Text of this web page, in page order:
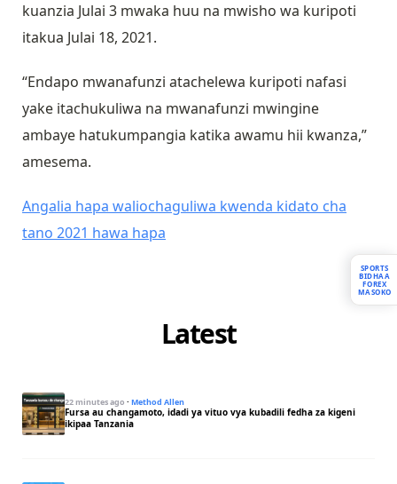
kuanzia Julai 3 mwaka huu na mwisho wa kuripoti
itakua Julai 18, 2021.
“Endapo mwanafunzi atachelewa kuripoti nafasi
yake itachukuliwa na mwanafunzi mwingine
ambaye hatukumpangia katika awamu hii kwanza,”
amesema.
Angalia hapa waliochaguliwa kwenda kidato cha
tano 2021 hawa hapa
Latest
22 minutes ago · Method Allen
Fursa au changamoto, idadi ya vituo vya kubadili fedha za kigeni
ikipaa Tanzania
SPORTS
BIDHAA
FOREX
MASOKO